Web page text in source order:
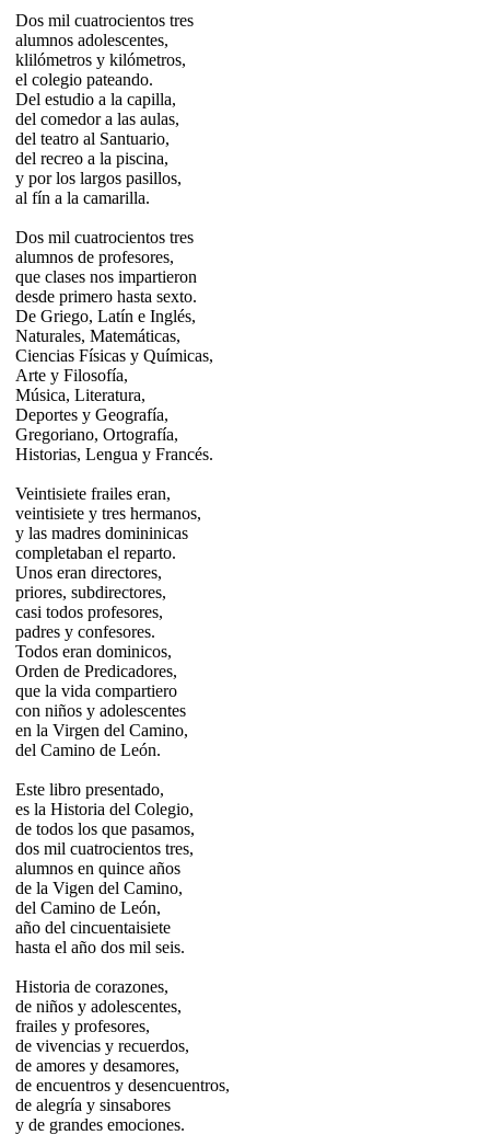
Dos mil cuatrocientos tres
alumnos adolescentes,
klilómetros y kilómetros,
el colegio pateando.
Del estudio a la capilla,
del comedor a las aulas,
del teatro al Santuario,
del recreo a la piscina,
y por los largos pasillos,
al fín a la camarilla.
Dos mil cuatrocientos tres
alumnos de profesores,
que clases nos impartieron
desde primero hasta sexto.
De Griego, Latín e Inglés,
Naturales, Matemáticas,
Ciencias Físicas y Químicas,
Arte y Filosofía,
Música, Literatura,
Deportes y Geografía,
Gregoriano, Ortografía,
Historias, Lengua y Francés.
Veintisiete frailes eran,
veintisiete y tres hermanos,
y las madres domininicas
completaban el reparto.
Unos eran directores,
priores, subdirectores,
casi todos profesores,
padres y confesores.
Todos eran dominicos,
Orden de Predicadores,
que la vida compartiero
con niños y adolescentes
en la Virgen del Camino,
del Camino de León.
Este libro presentado,
es la Historia del Colegio,
de todos los que pasamos,
dos mil cuatrocientos tres,
alumnos en quince años
de la Vigen del Camino,
del Camino de León,
año del cincuentaisiete
hasta el año dos mil seis.
Historia de corazones,
de niños y adolescentes,
frailes y profesores,
de vivencias y recuerdos,
de amores y desamores,
de encuentros y desencuentros,
de alegría y sinsabores
y de grandes emociones.